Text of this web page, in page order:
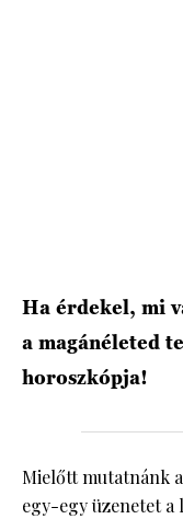
Ha érdekel, mi
a magánéleted
horoszkópja!
Mielőtt mutatnánk
egy-egy üzenetet a